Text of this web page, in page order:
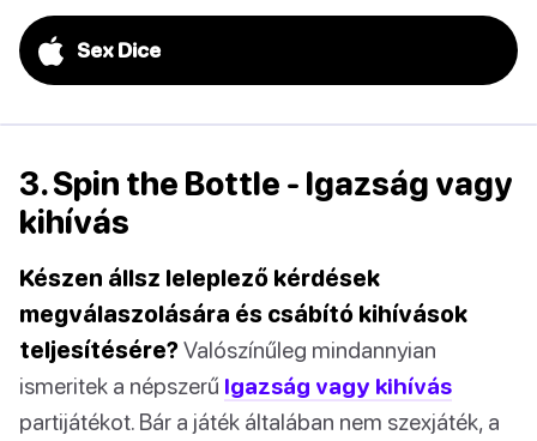
Sex Dice
3. Spin the Bottle - Igazság vagy
kihívás
Készen állsz leleplező kérdések
megválaszolására és csábító kihívások
teljesítésére?Valószínűleg mindannyian
ismeritek a népszerű Igazság vagy kihívás
partijátékot. Bár a játék általában nem szexjáték, a